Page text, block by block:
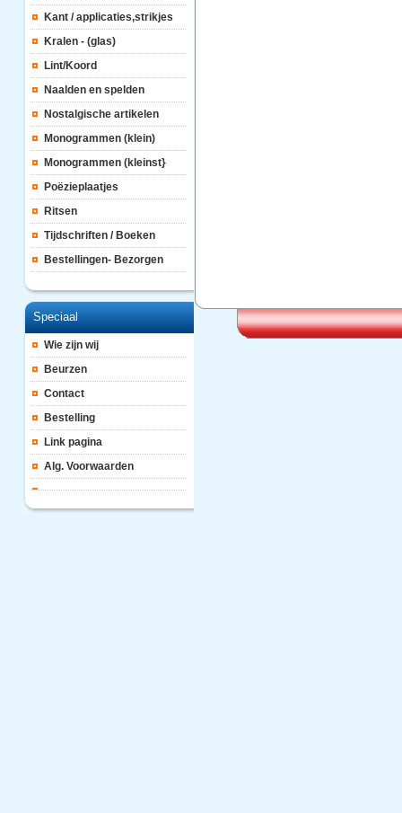
Kant / applicaties,strikjes
Kralen - (glas)
Lint/Koord
Naalden en spelden
Nostalgische artikelen
Monogrammen (klein)
Monogrammen (kleinst}
Poëzieplaatjes
Ritsen
Tijdschriften / Boeken
Bestellingen- Bezorgen
Speciaal
Wie zijn wij
Beurzen
Contact
Bestelling
Link pagina
Alg. Voorwaarden